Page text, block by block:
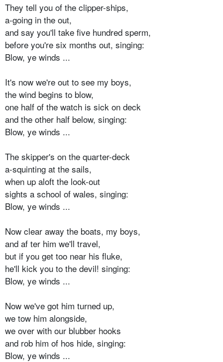
They tell you of the clipper-ships,
a-going in the out,
and say you'll take five hundred sperm,
before you're six months out, singing:
Blow, ye winds ...
It's now we're out to see my boys,
the wind begins to blow,
one half of the watch is sick on deck
and the other half below, singing:
Blow, ye winds ...
The skipper's on the quarter-deck
a-squinting at the sails,
when up aloft the look-out
sights a school of wales, singing:
Blow, ye winds ...
Now clear away the boats, my boys,
and af ter him we'll travel,
but if you get too near his fluke,
he'll kick you to the devil! singing:
Blow, ye winds ...
Now we've got him turned up,
we tow him alongside,
we over with our blubber hooks
and rob him of hos hide, singing:
Blow, ye winds ...